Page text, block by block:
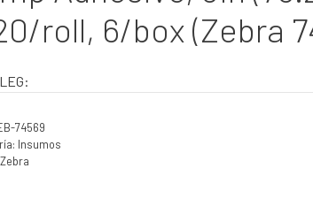
roll, 6/box (Zebra
74569
Insumos
Zebra